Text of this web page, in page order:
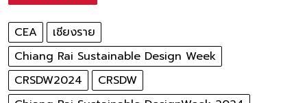
CEA
เชียงราย
Chiang Rai Sustainable Design Week
CRSDW2024
CRSDW